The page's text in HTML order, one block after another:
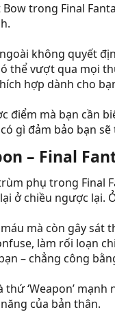
Bow trong Final
không quyết
thể vượt qua mọi
hợp dành cho
điểm mà bạn cần
gì đảm bảo bạn sẽ
– Final
phụ trong Final
ở chiều ngược lại.
mà còn gây sát
làm rối loạn
– chẳng công
thứ ‘Weapon’
của bản thân.